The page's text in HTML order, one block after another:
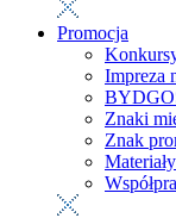
Promocja
Impreza
Znaki
Znak